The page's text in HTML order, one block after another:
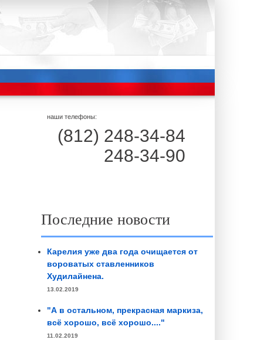
наши телефоны:
(812) 248-34-84
248-34-90
Последние новости
Карелия уже два года очищается от
вороватых ставленников
Худилайнена.
13.02.2019
"А в остальном, прекрасная маркиза,
всё хорошо, всё хорошо...."
11.02.2019